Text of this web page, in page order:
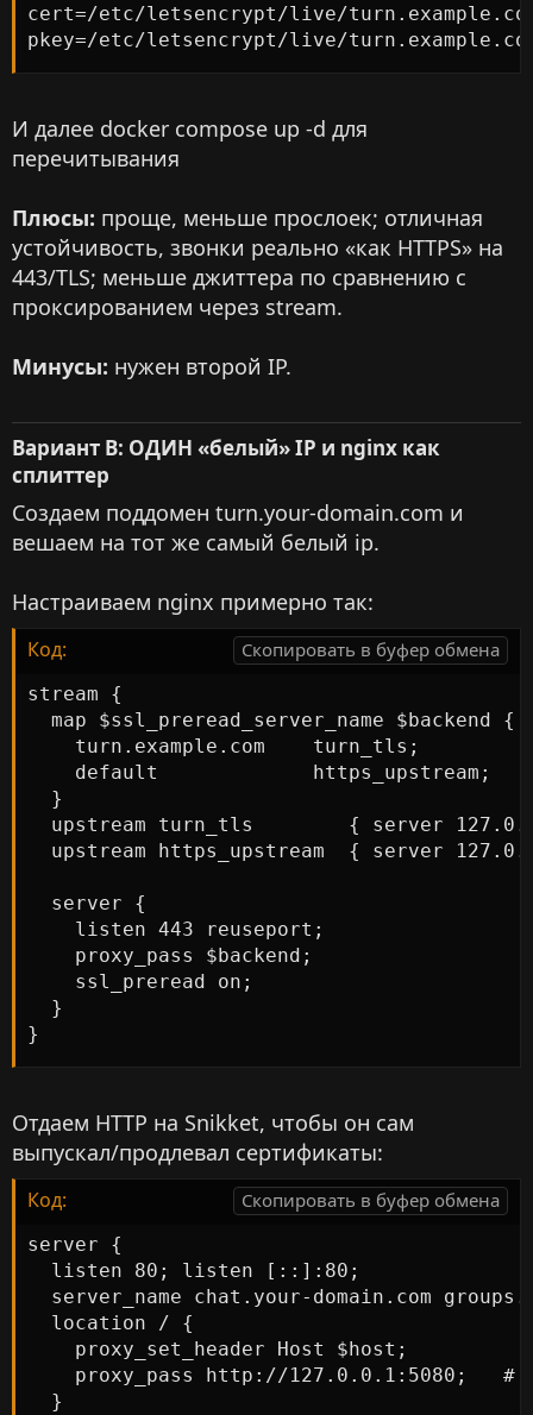
cert=/etc/letsencrypt/live/
pkey=/etc/letsencrypt/live/
И далее docker compose up -d для
перечитывания
Плюсы: проще, меньше прослоек; отличная
устойчивость, звонки реально «как HTTPS» на
443/TLS; меньше джиттера по сравнению с
проксированием через stream.
Минусы: нужен второй IP.
Вариант B: ОДИН «белый» IP и nginx как
сплиттер​
Создаем поддомен turn.your-domain.com и
вешаем на тот же самый белый ip.
Настраиваем nginx примерно так:
Код: Скопировать в буфер обмена
stream {
  map $ssl_preread_server_name $backend {
    turn.example.com    turn_tls;
    default             https_upstream;
  }
upstream turn_tls        { server
upstream https_upstream  { server
  server {
    listen 443 reuseport;
    proxy_pass $backend;
    ssl_preread on;
  }
}
Отдаем HTTP на Snikket, чтобы он сам
выпускал/продлевал сертификаты:
Код: Скопировать в буфер обмена
server {
  listen 80; listen [::]:80;
server_name chat.your-domain.com
  location / {
    proxy_set_header Host $host;
proxy_pass http://127.0.0.1:5080;   #
  }